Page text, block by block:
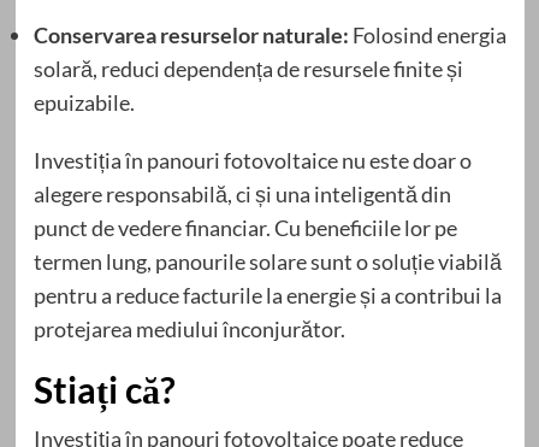
Conservarea resurselor naturale: Folosind energia
solară, reduci dependența de resursele finite și
epuizabile.
Investiția în panouri fotovoltaice nu este doar o
alegere responsabilă, ci și una inteligentă din
punct de vedere financiar. Cu beneficiile lor pe
termen lung, panourile solare sunt o soluție viabilă
pentru a reduce facturile la energie și a contribui la
protejarea mediului înconjurător.
Stiați că?
Investiția în panouri fotovoltaice poate reduce